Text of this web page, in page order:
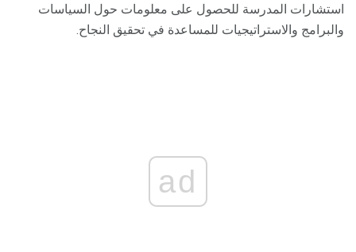
استشارات المدرسة للحصول على معلومات حول السياسات
والبرامج والاستراتيجيات للمساعدة في تحقيق النجاح.
ad